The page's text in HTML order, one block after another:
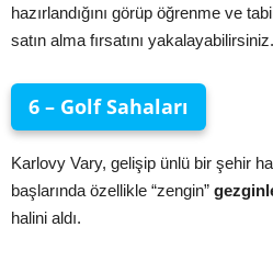
hazırlandığını görüp öğrenme ve
satın alma fırsatını yakalayabilirsiniz.
6 – Golf Sahaları
Karlovy Vary, gelişip ünlü bir şehir
başlarında özellikle “zengin”
halini aldı.